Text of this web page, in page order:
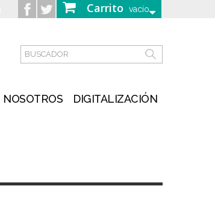
Carrito vacío
NOSOTROS DIGITALIZACIÓN